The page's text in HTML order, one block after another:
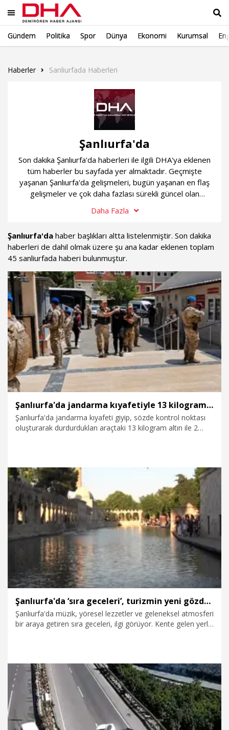
Gündem Politika Spor Dünya Ekonomi Kurumsal
Haberler Sanliurfada Haberleri
Şanlıurfa'da
Son dakika Şanlıurfa'da haberleri ile ilgili DHA'ya eklenen
tüm haberler bu sayfada yer almaktadır. Geçmişte
yaşanan Şanlıurfa'da gelişmeleri, bugün yaşanan en flaş
gelişmeler ve çok daha fazlası sürekli güncel olan
Daha Fazla
Şanlıurfa'da haber başlıkları altta listelenmiştir. Son dakika
haberleri de dahil olmak üzere şu ana kadar eklenen toplam
45 sanliurfada haberi bulunmuştur.
Şanlıurfa'da jandarma kıyafetiyle 13 kilogram altın gasbeden 9 şüpheli adliyede
Şanlıurfa'da jandarma kıyafeti giyip, sözde kontrol noktası
oluşturarak durdurdukları araçtaki 13 kilogram altın ile 2
2.08.2026 Gündem
Şanlıurfa'da ‘sıra geceleri’, turizmin yeni gözdesi oldu
Şanlıurfa'da müzik, yöresel lezzetler ve geleneksel atmosferi
bir araya getiren sıra geceleri, ilgi görüyor. Kente gelen yerli
başta olmak üzere kebap çeşitlerini de tatma imkanı
buluyor.
26.07.2026 Video